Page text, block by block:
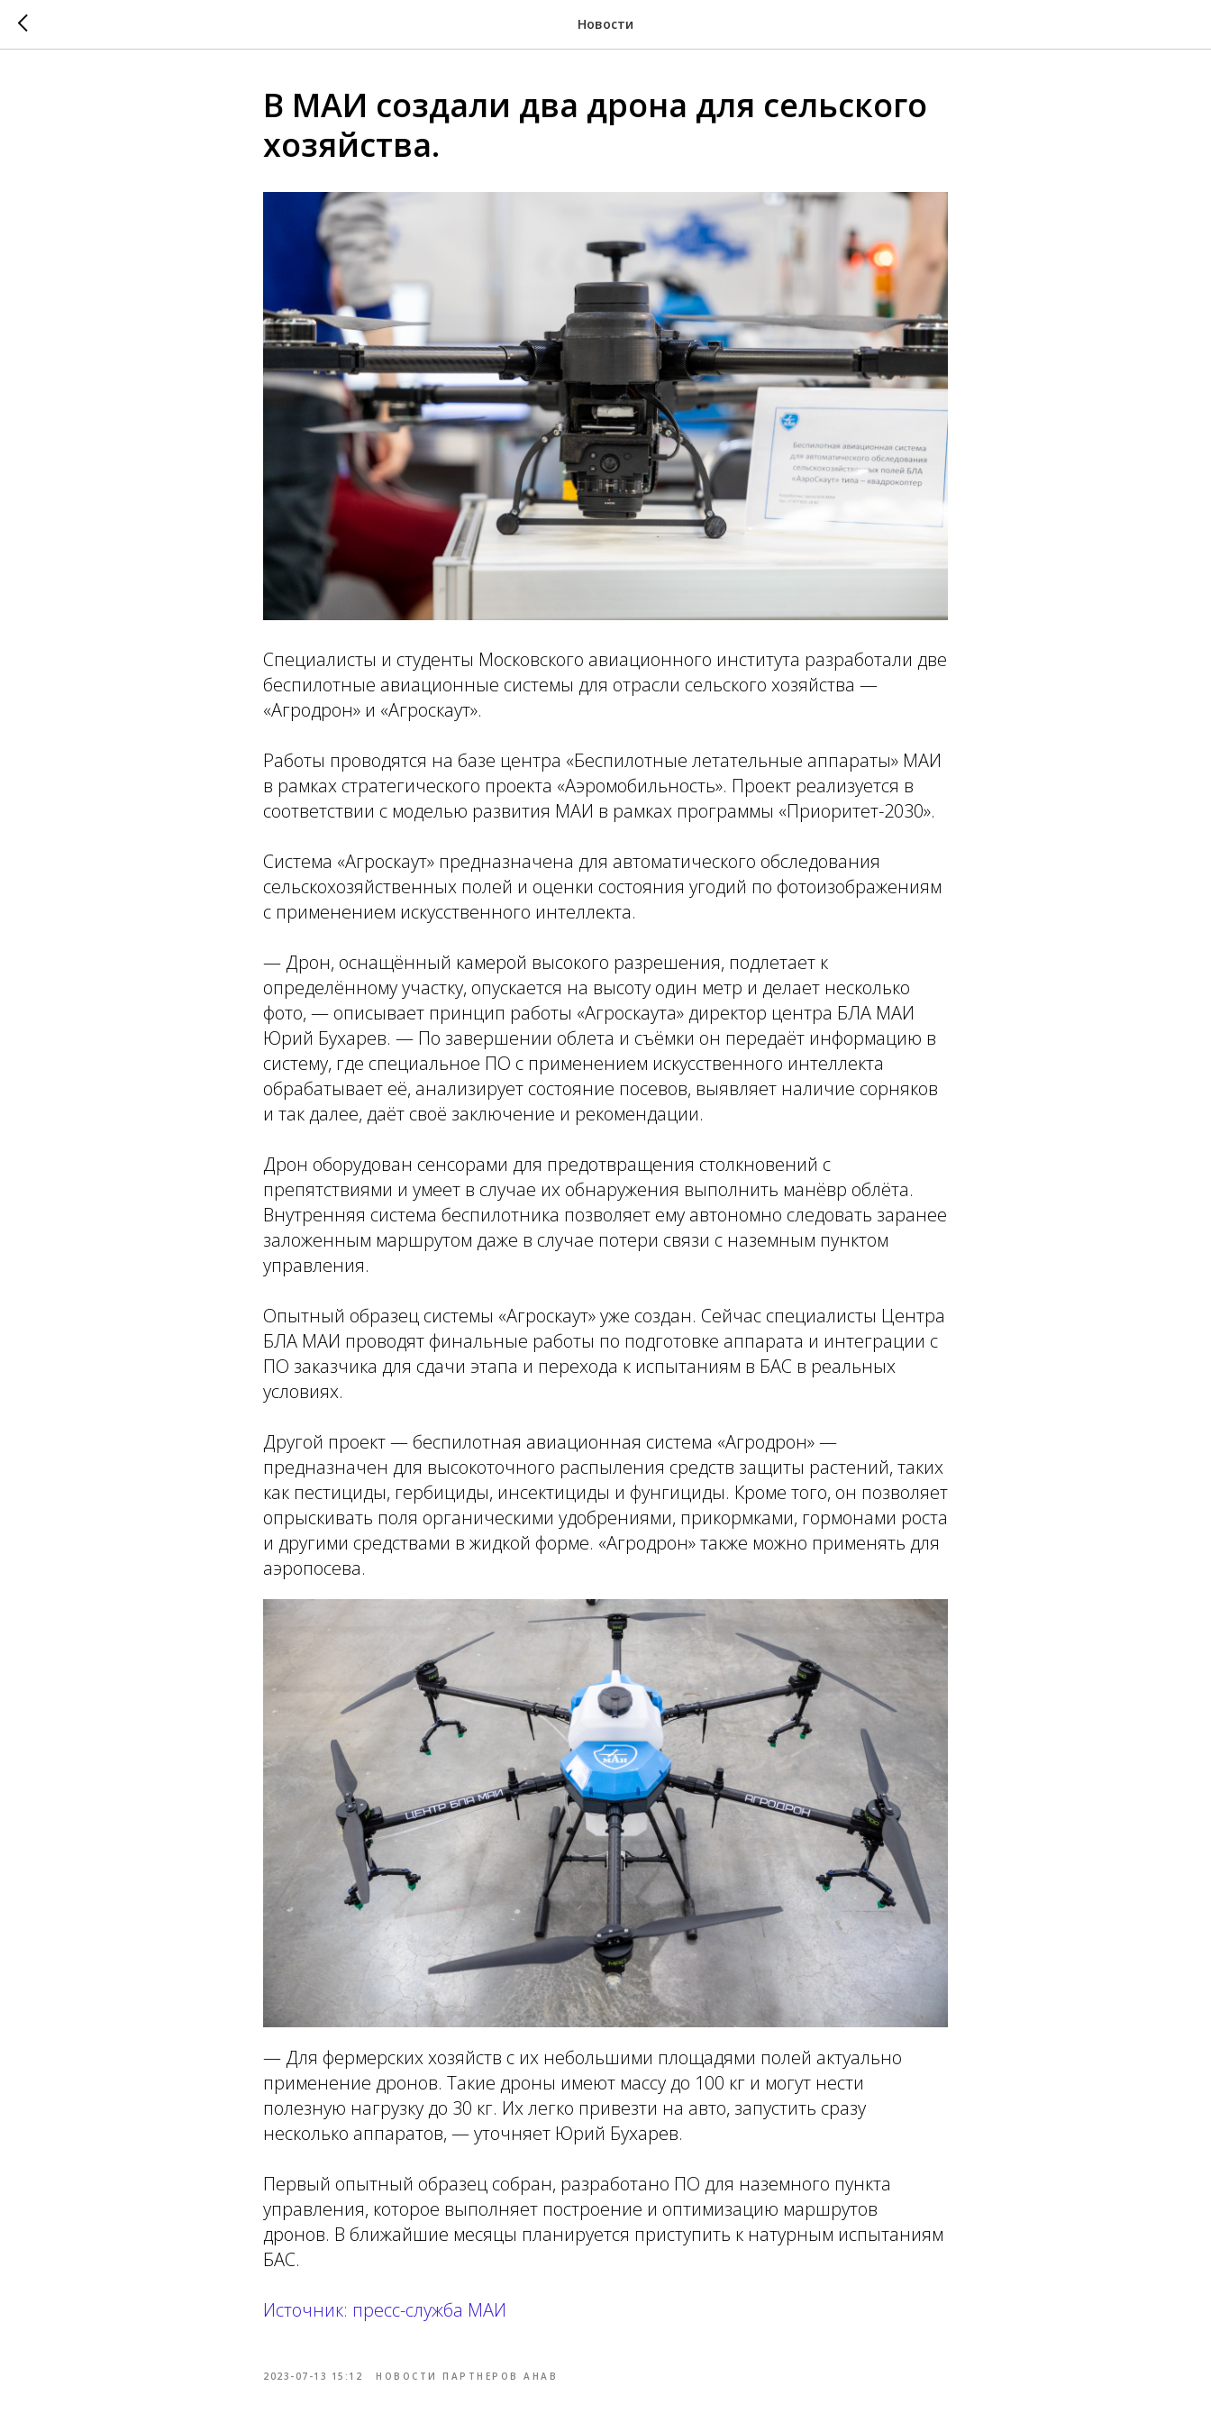
Новости
В МАИ создали два дрона для сельского
хозяйства.
Специалисты и студенты Московского авиационного института разработали две
беспилотные авиационные системы для отрасли сельского хозяйства —
«Агродрон» и «Агроскаут».
Работы проводятся на базе центра «Беспилотные летательные аппараты» МАИ
в рамках стратегического проекта «Аэромобильность». Проект реализуется в
соответствии с моделью развития МАИ в рамках программы «Приоритет-2030».
Система «Агроскаут» предназначена для автоматического обследования
сельскохозяйственных полей и оценки состояния угодий по фотоизображениям
с применением искусственного интеллекта.
— Дрон, оснащённый камерой высокого разрешения, подлетает к
определённому участку, опускается на высоту один метр и делает несколько
фото, — описывает принцип работы «Агроскаута» директор центра БЛА МАИ
Юрий Бухарев. — По завершении облета и съёмки он передаёт информацию в
систему, где специальное ПО с применением искусственного интеллекта
обрабатывает её, анализирует состояние посевов, выявляет наличие сорняков
и так далее, даёт своё заключение и рекомендации.
Дрон оборудован сенсорами для предотвращения столкновений с
препятствиями и умеет в случае их обнаружения выполнить манёвр облёта.
Внутренняя система беспилотника позволяет ему автономно следовать заранее
заложенным маршрутом даже в случае потери связи с наземным пунктом
управления.
Опытный образец системы «Агроскаут» уже создан. Сейчас специалисты Центра
БЛА МАИ проводят финальные работы по подготовке аппарата и интеграции с
ПО заказчика для сдачи этапа и перехода к испытаниям в БАС в реальных
условиях.
Другой проект — беспилотная авиационная система «Агродрон» —
предназначен для высокоточного распыления средств защиты растений, таких
как пестициды, гербициды, инсектициды и фунгициды. Кроме того, он позволяет
опрыскивать поля органическими удобрениями, прикормками, гормонами роста
и другими средствами в жидкой форме. «Агродрон» также можно применять для
аэропосева.
— Для фермерских хозяйств с их небольшими площадями полей актуально
применение дронов. Такие дроны имеют массу до 100 кг и могут нести
полезную нагрузку до 30 кг. Их легко привезти на авто, запустить сразу
несколько аппаратов, — уточняет Юрий Бухарев.
Первый опытный образец собран, разработано ПО для наземного пункта
управления, которое выполняет построение и оптимизацию маршрутов
дронов. В ближайшие месяцы планируется приступить к натурным испытаниям
БАС.
Источник: пресс-служба МАИ
2023-07-13 15:12 НОВОСТИ ПАРТНЕРОВ АНАВ